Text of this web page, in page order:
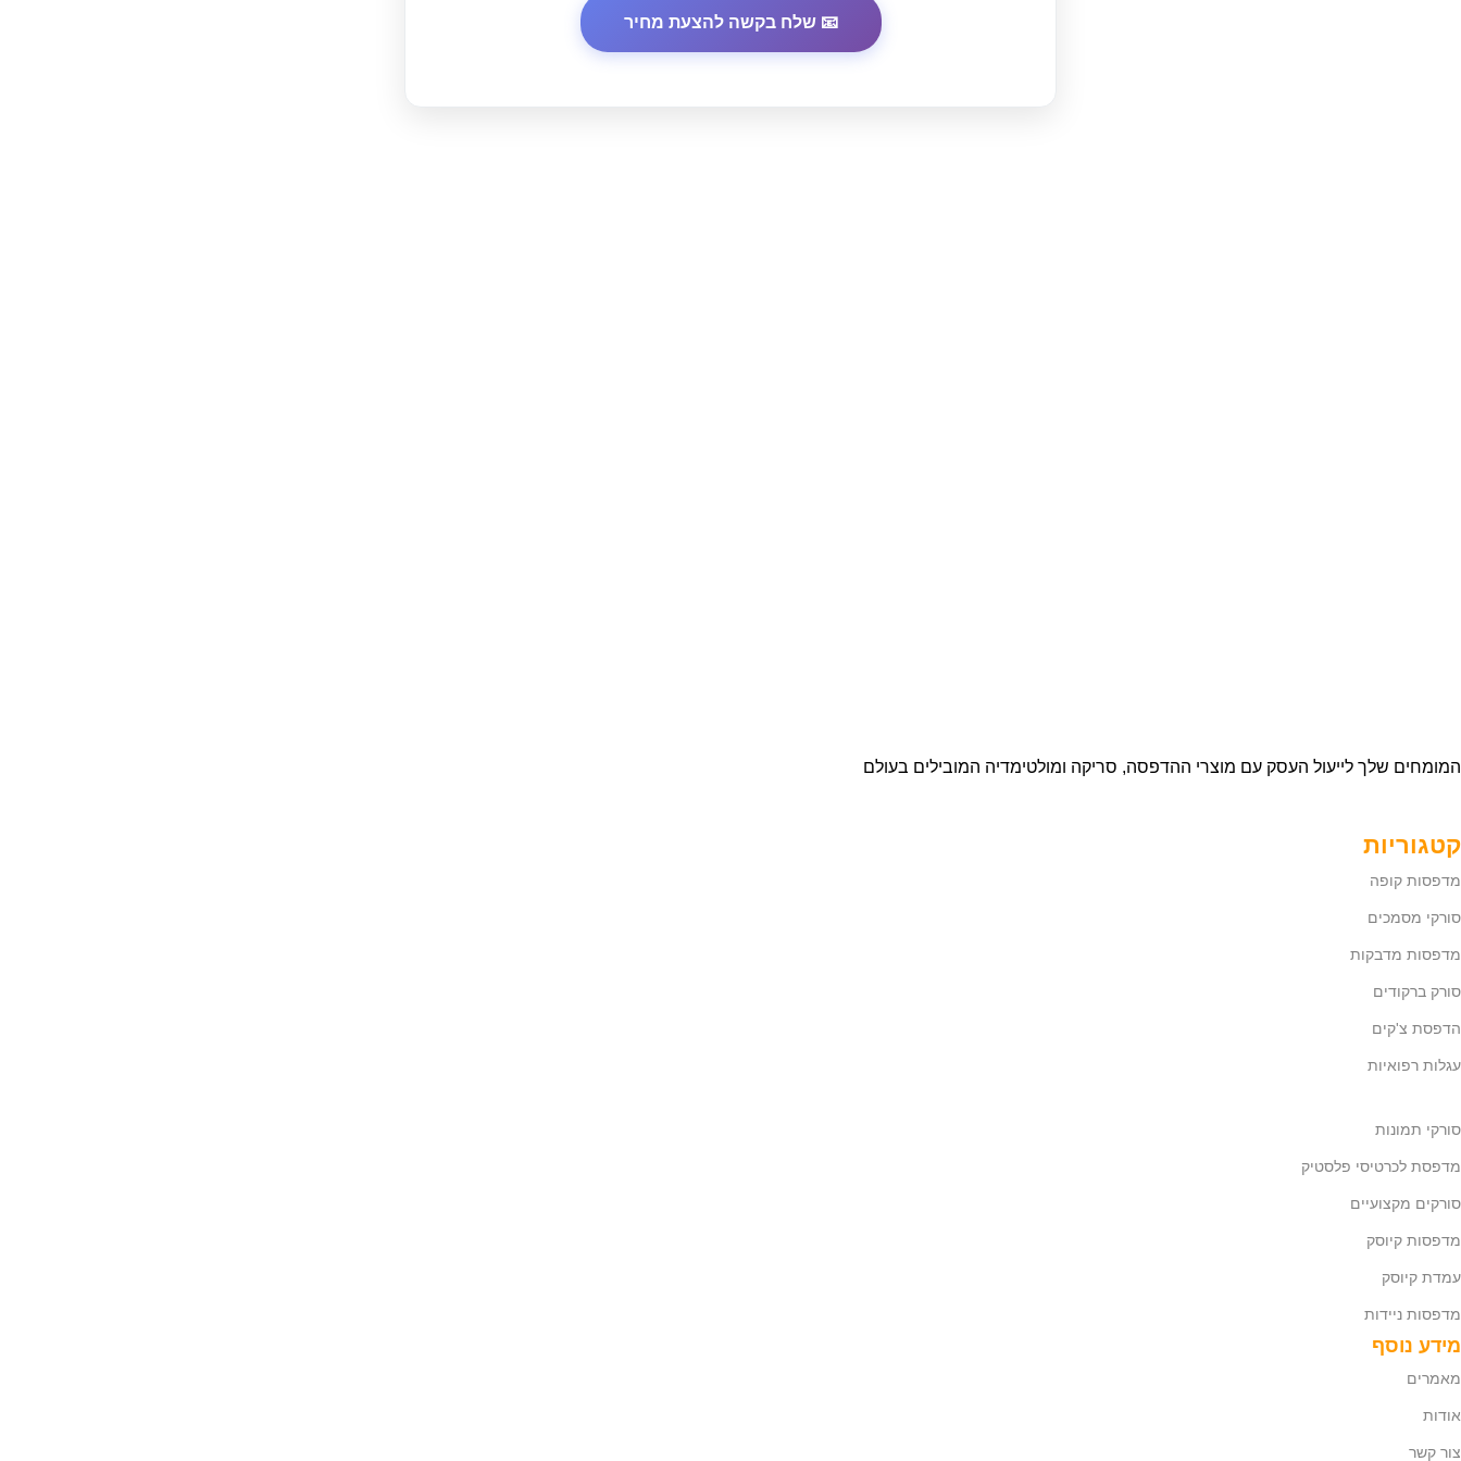
המומחים שלך לייעול העסק עם מוצרי ההדפסה, סריקה ומולטימדיה המובילים בעולם
קטגוריות
מדפסות קופה
סורקי מסמכים
מדפסות מדבקות
סורק ברקודים
הדפסת צ'קים
עגלות רפואיות
סורקי תמונות
מדפסת לכרטיסי פלסטיק
סורקים מקצועיים
מדפסות קיוסק
עמדת קיוסק
מדפסות ניידות
מידע נוסף
מאמרים
אודות
צור קשר